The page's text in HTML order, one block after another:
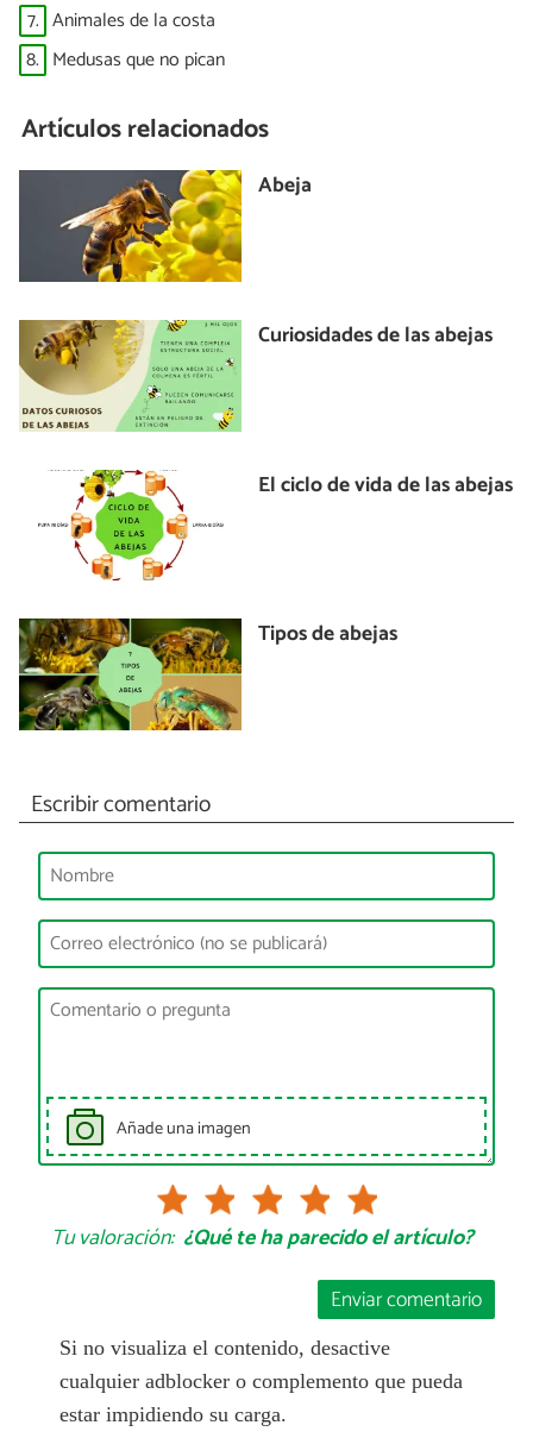
7. Animales de la costa
8. Medusas que no pican
Artículos relacionados
Abeja
Curiosidades de las abejas
El ciclo de vida de las abejas
Tipos de abejas
Escribir comentario
Añade una imagen
Tu valoración: ¿Qué te ha parecido el artículo?
Enviar comentario
Si no visualiza el contenido, desactive
cualquier adblocker o complemento que pueda
estar impidiendo su carga.